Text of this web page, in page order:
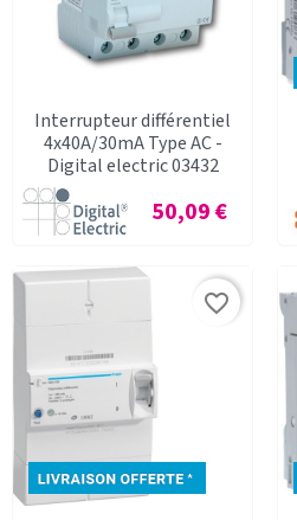
Interrupteur différentiel
4x40A/30mA Type AC -
Digital electric 03432
Prix
50,09 €
favorite_border